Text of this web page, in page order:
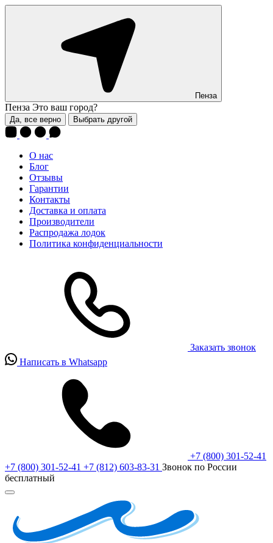
Пенза
Пенза Это ваш город?
Да, все верно Выбрать другой
О нас
Блог
Отзывы
Гарантии
Контакты
Доставка и оплата
Производители
Распродажа лодок
Политика конфиденциальности
Заказать звонок
Написать в Whatsapp
+7 (800) 301-52-41
+7 (800) 301-52-41 +7 (812) 603-83-31 Звонок по России
бесплатный